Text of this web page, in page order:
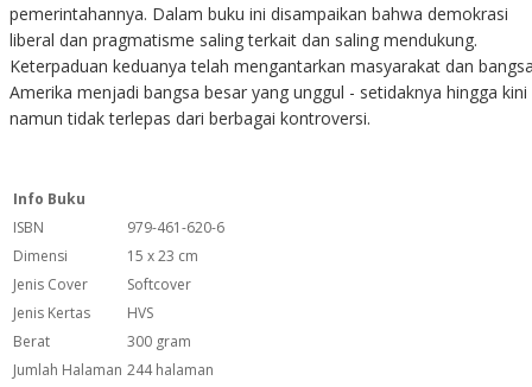
pemerintahannya. Dalam buku ini disampaikan bahwa demokrasi
liberal dan pragmatisme saling terkait dan saling mendukung.
Keterpaduan keduanya telah mengantarkan masyarakat dan
Amerika menjadi bangsa besar yang unggul - setidaknya hingga kini
namun tidak terlepas dari berbagai kontroversi.
Info Buku
ISBN
979-461-620-6
Dimensi
15 x 23 cm
Jenis Cover
Softcover
Jenis Kertas
HVS
Berat
300 gram
Jumlah Halaman 244 halaman